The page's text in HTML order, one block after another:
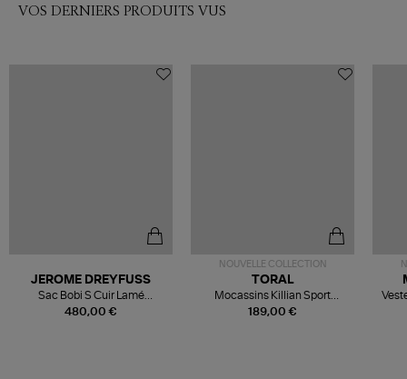
VOS DERNIERS PRODUITS VUS
480,00 €
JEROME DREYFUSS
Sac Bobi S Cuir Lamé
Champagne
NOUVELLE COLLECTION
189,00 €
TORAL
Mocassins Killian Sport
Mousse